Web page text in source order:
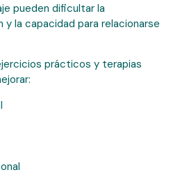
pueden dificultar la
y la capacidad para relacionarse
prácticos y terapias